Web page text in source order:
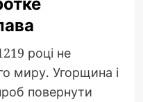
році не
миру. Угорщина і
повернути